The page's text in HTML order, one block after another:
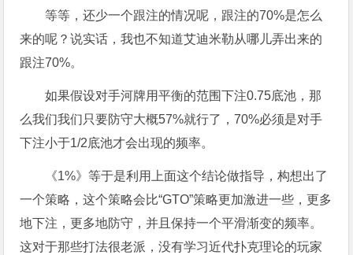
等等，还少一个跟注的情况呢，跟注的70%是怎么
来的呢？说实话，我也不知道艾迪米勒从哪儿弄出来的
跟注70%。
如果假设对手河牌用平衡的范围下注0.75底池，那
么我们我们只要防守大概57%就行了，70%必须是对手
下注小于1/2底池才会出现的频率。
《1%》等于是利用上面这个结论做指导，构想出了
一个策略，这个策略会比“GTO”策略更加激进一些，更多
地下注，更多地防守，并且保持一个平滑渐变的频率。
这对于那些打法很老派，没有学习近代扑克理论的玩家